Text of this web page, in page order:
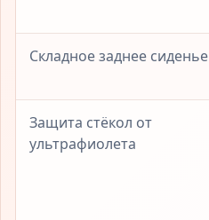
Складное заднее сиденье
Защита стёкол от
ультрафиолета